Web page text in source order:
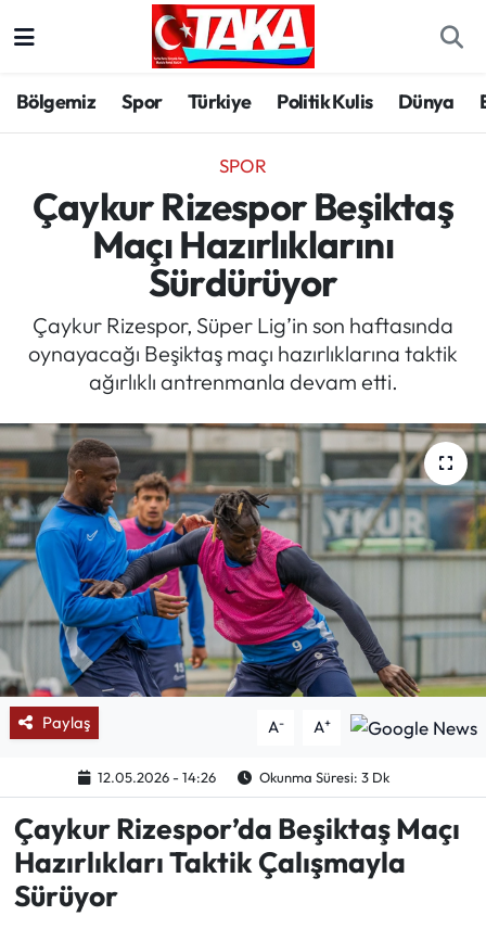
Bölgemiz Spor Türkiye Politik Kulis Dünya
SPOR
Çaykur Rizespor Beşiktaş
Maçı Hazırlıklarını
Sürdürüyor
Çaykur Rizespor, Süper Lig’in son haftasında
oynayacağı Beşiktaş maçı hazırlıklarına taktik
ağırlıklı antrenmanla devam etti.
Paylaş A- A+
12.05.2026 - 14:26 Okunma Süresi: 3 Dk
Çaykur Rizespor’da Beşiktaş Maçı
Hazırlıkları Taktik Çalışmayla
Sürüyor
Spor
Türkiye
Kültür/Sanat
Politik Kulis
Magazin
Mektup Galeri
Röportaj
Manşet
Köşe Yazıları
Karikatür Galeri
BIK
ASTROLOJİ
Spor Yazıları
Trabzon Hava Durumu
Trabzon Trafik Yoğunluk Haritası
Süper Lig Puan Durumu ve Fikstür
Tüm Manşetler
Son Dakika Haberleri